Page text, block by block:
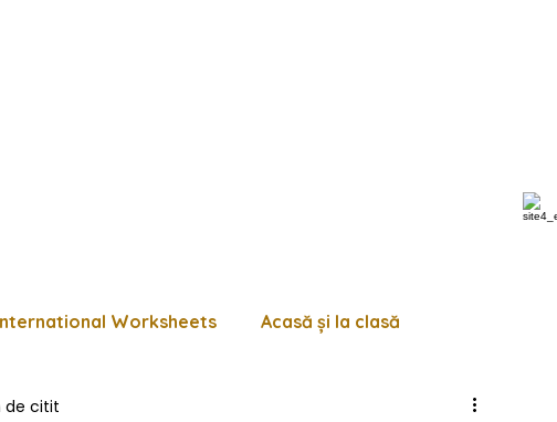
Worksheets Acasă și la clasă
Fișe de lucru diverse Trasează
de citit